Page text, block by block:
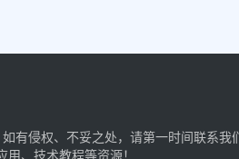
有侵权、不妥之处，请第一时间联系我
、技术教程等资源！